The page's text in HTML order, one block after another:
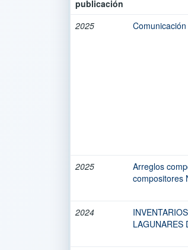
publicación
2025
2025
Arreglos
compositores
2024
LAGUNARES